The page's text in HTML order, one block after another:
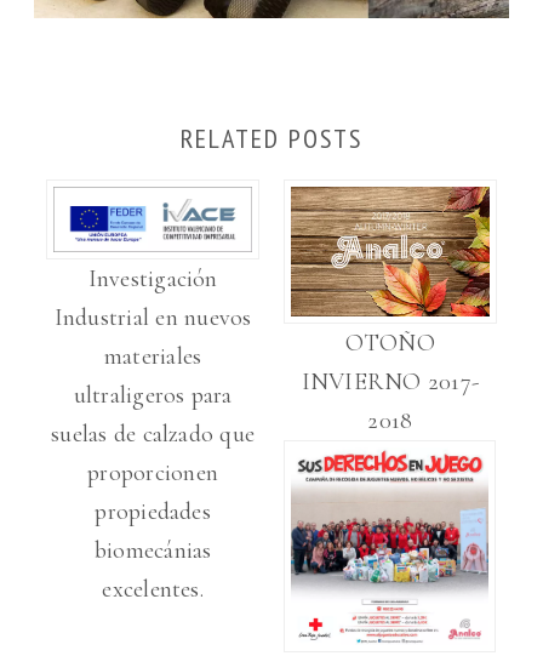
RELATED POSTS
Investigación
Industrial en nuevos
materiales
ultraligeros para
suelas de calzado que
proporcionen
propiedades
biomecánias
excelentes.
OTOÑO
INVIERNO 2017-
2018